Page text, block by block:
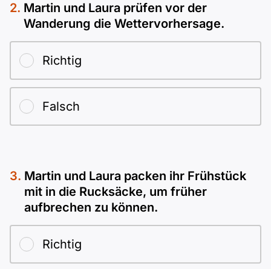
Martin und Laura prüfen vor der
Wanderung die Wettervorhersage.
Richtig
Falsch
Martin und Laura packen ihr Frühstück
mit in die Rucksäcke, um früher
aufbrechen zu können.
Richtig